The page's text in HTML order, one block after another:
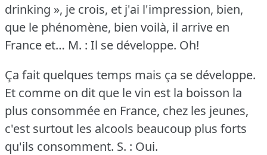
drinking », je crois, et j'ai l'impression, bien,
que le phénomène, bien voilà, il arrive en
France et… M. : Il se développe. Oh!
Ça fait quelques temps mais ça se développe.
Et comme on dit que le vin est la boisson la
plus consommée en France, chez les jeunes,
c'est surtout les alcools beaucoup plus forts
qu'ils consomment. S. : Oui.